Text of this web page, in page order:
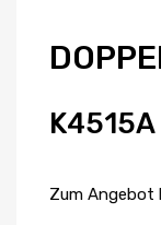
K4515A
Zum Angebot